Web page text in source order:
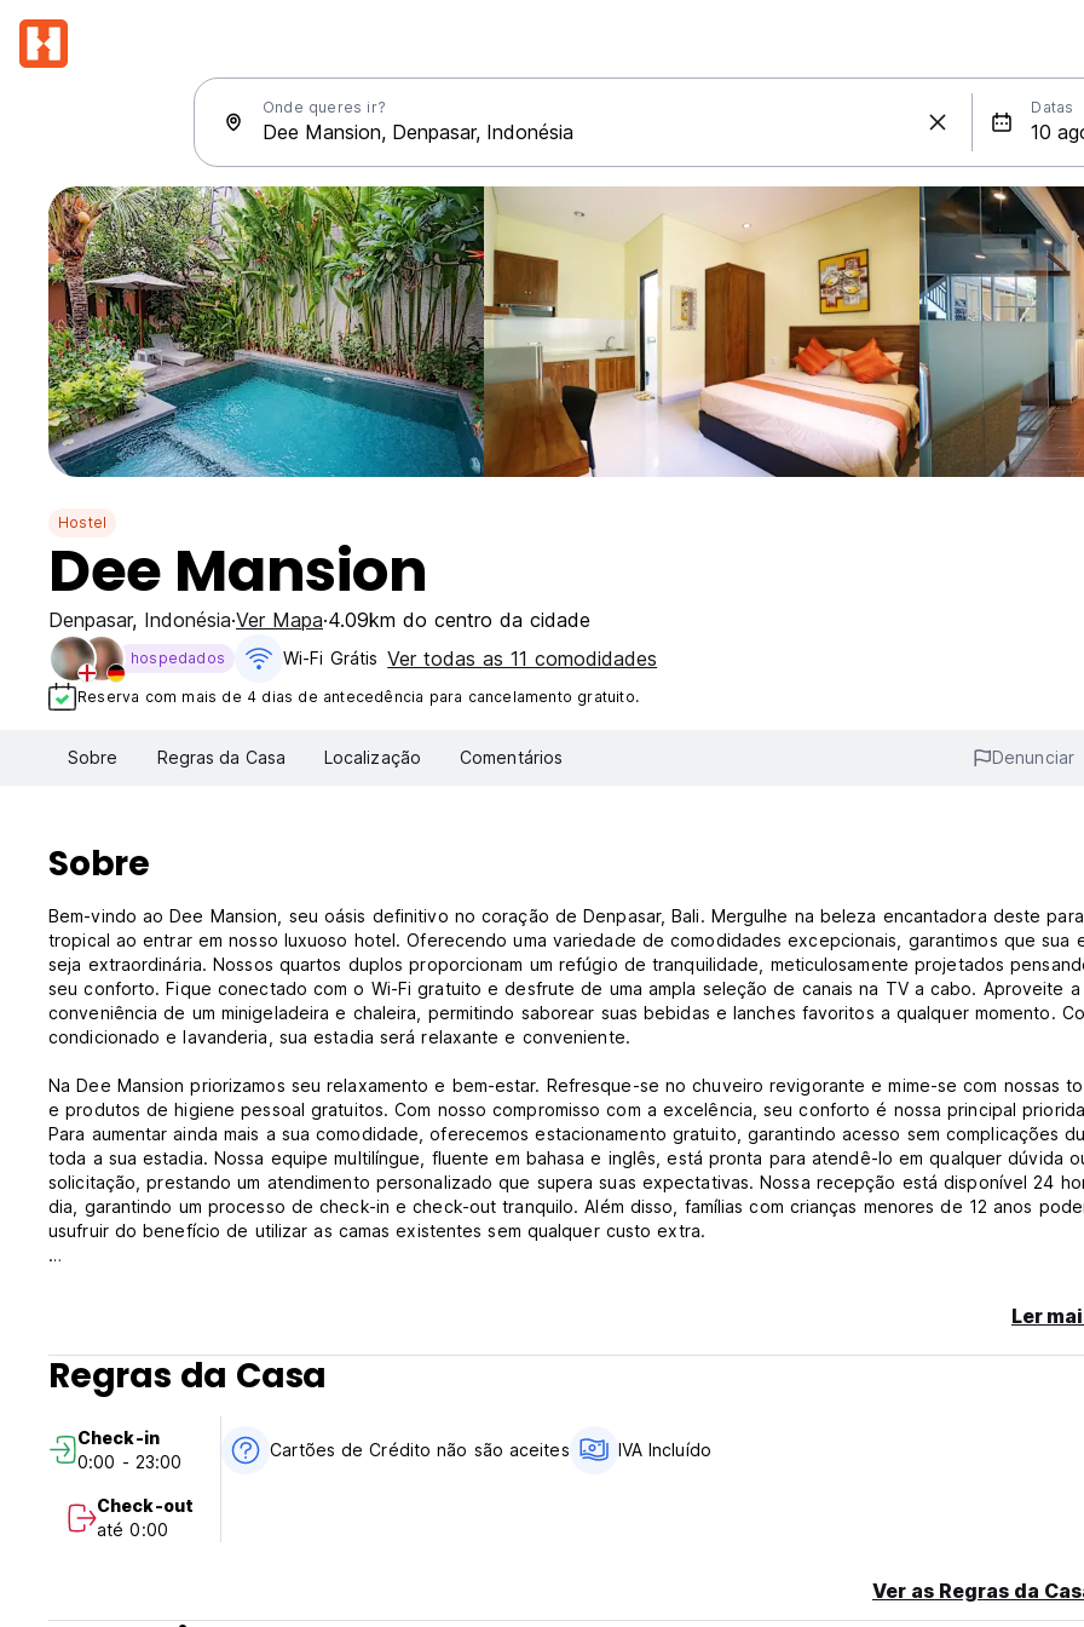
Onde queres ir? Datas
Hostel
Dee Mansion
Denpasar, Indonésia Ver Mapa 4.09km do centro da cidade
hospedados Wi-Fi Grátis Ver todas as 11 comodidades
Reserva com mais de 4 dias de antecedência para cancelamento gratuito.
Sobre Regras da Casa Localização Comentários Denunciar
Sobre
Bem-vindo ao Dee Mansion, seu oásis definitivo no coração de Denpasar, Bali. Mergulhe na beleza encantadora deste
tropical ao entrar em nosso luxuoso hotel. Oferecendo uma variedade de comodidades excepcionais, garantimos que sua
seja extraordinária. Nossos quartos duplos proporcionam um refúgio de tranquilidade, meticulosamente projetados
seu conforto. Fique conectado com o Wi-Fi gratuito e desfrute de uma ampla seleção de canais na TV a cabo. Aproveite a
conveniência de um minigeladeira e chaleira, permitindo saborear suas bebidas e lanches favoritos a qualquer momento.
condicionado e lavanderia, sua estadia será relaxante e conveniente.
Na Dee Mansion priorizamos seu relaxamento e bem-estar. Refresque-se no chuveiro revigorante e mime-se com nossas
e produtos de higiene pessoal gratuitos. Com nosso compromisso com a excelência, seu conforto é nossa principal
Para aumentar ainda mais a sua comodidade, oferecemos estacionamento gratuito, garantindo acesso sem complicações
toda a sua estadia. Nossa equipe multilíngue, fluente em bahasa e inglês, está pronta para atendê-lo em qualquer dúvida
solicitação, prestando um atendimento personalizado que supera suas expectativas. Nossa recepção está disponível 24
dia, garantindo um processo de check-in e check-out tranquilo. Além disso, famílias com crianças menores de 12 anos
usufruir do benefício de utilizar as camas existentes sem qualquer custo extra.
Check-in
A partir das 14:00
Até às 12:00
Crianças e camas
Políticas infantis
Crianças de qualquer idade são bem-vindas.
Ler
Regras da Casa
Check-in
0:00 - 23:00
Check-out
até 0:00
Cartões de Crédito não são aceites IVA Incluído
Ver as Regras da